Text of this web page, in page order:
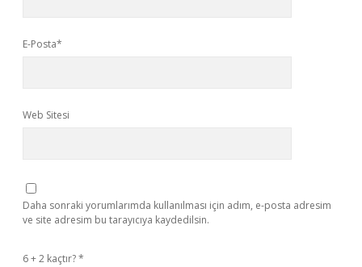
E-Posta*
Web Sitesi
Daha sonraki yorumlarımda kullanılması için adım, e-posta adresim
ve site adresim bu tarayıcıya kaydedilsin.
6 + 2 kaçtır?*